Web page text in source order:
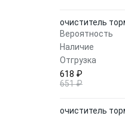
очиститель
Вероятность
Наличие
Отгрузка
618 ₽
651 ₽
очиститель